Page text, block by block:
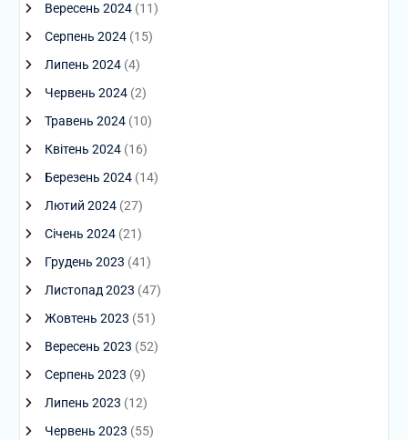
Вересень 2024(11)
Серпень 2024(15)
Липень 2024(4)
Червень 2024(2)
Травень 2024(10)
Квітень 2024(16)
Березень 2024(14)
Лютий 2024(27)
Січень 2024(21)
Грудень 2023 (41)
Листопад 2023 (47)
Жовтень 2023 (51)
Вересень 2023 (52)
Серпень 2023 (9)
Липень 2023 (12)
Червень 2023 (55)